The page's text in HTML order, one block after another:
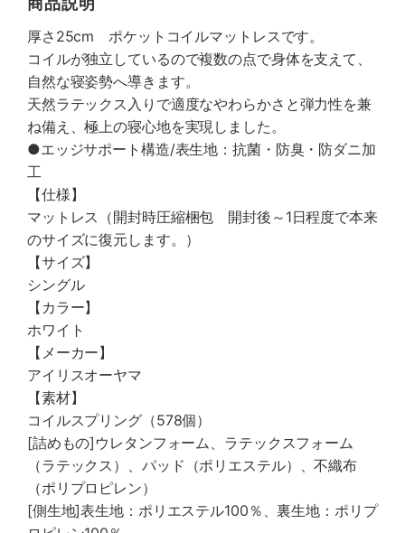
厚さ25cm ポケットコイルマットレスです。
コイルが独立しているので複数の点で身体を支えて、
自然な寝姿勢へ導きます。
天然ラテックス入りで適度なやわらかさと弾力性を兼
ね備え、極上の寝心地を実現しました。
●エッジサポート構造/表生地：抗菌・防臭・防ダニ加
工
【仕様】
マットレス（開封時圧縮梱包 開封後～1日程度で本来
のサイズに復元します。）
【サイズ】
シングル
【カラー】
ホワイト
【メーカー】
アイリスオーヤマ
【素材】
コイルスプリング（578個）
[詰めもの]ウレタンフォーム、ラテックスフォーム
（ラテックス）、パッド（ポリエステル）、不織布
（ポリプロピレン）
[側生地]表生地：ポリエステル100％、裏生地：ポリプ